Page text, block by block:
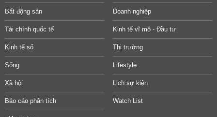
Bất động sản Doanh nghiệp
Tài chính quốc tế Kinh tế vĩ mô - Đầu tư
Kinh tế số Thị trường
Sống Lifestyle
Xã hội Lịch sự kiện
Báo cáo phân tích Watch List